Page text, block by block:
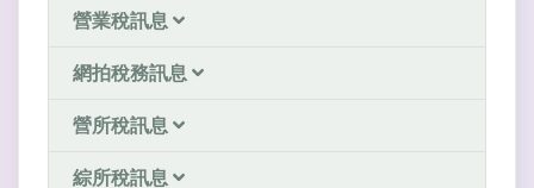
營業稅訊息
網拍稅務訊息
營所稅訊息
綜所稅訊息